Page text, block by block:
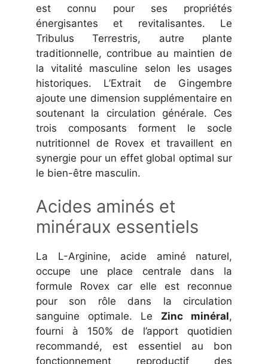
est connu pour ses propriétés
énergisantes et revitalisantes. Le
Tribulus Terrestris, autre plante
traditionnelle, contribue au maintien de
la vitalité masculine selon les usages
historiques. L’Extrait de Gingembre
ajoute une dimension supplémentaire en
soutenant la circulation générale. Ces
trois composants forment le socle
nutritionnel de Rovex et travaillent en
synergie pour un effet global optimal sur
le bien-être masculin.
Acides aminés et
minéraux essentiels
La L-Arginine, acide aminé naturel,
occupe une place centrale dans la
formule Rovex car elle est reconnue
pour son rôle dans la circulation
sanguine optimale. Le Zinc minéral,
fourni à 150% de l’apport quotidien
recommandé, est essentiel au bon
fonctionnement reproductif des